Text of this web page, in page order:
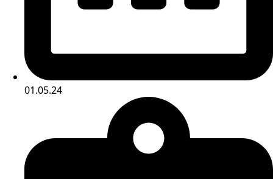
01.05.24